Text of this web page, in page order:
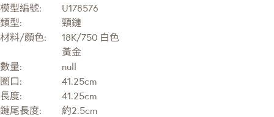
模型編號:
U178576
類型:
頸鏈
材料/顔色:
18K/750 白色
黃金
數量:
null
圈口:
41.25cm
長度:
41.25cm
鏈尾長度:
約2.5cm